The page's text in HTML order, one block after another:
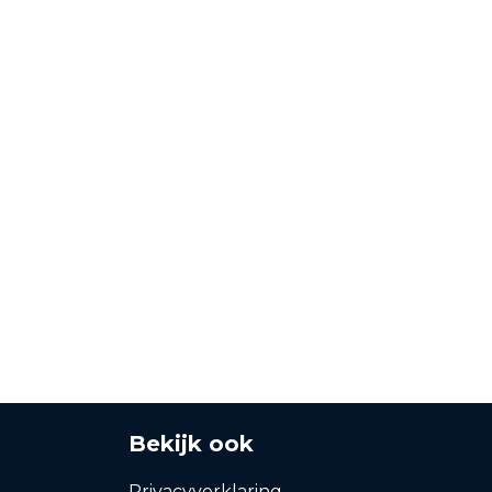
Bekijk ook